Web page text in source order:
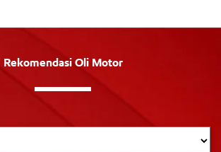
Rekomendasi Oli Motor